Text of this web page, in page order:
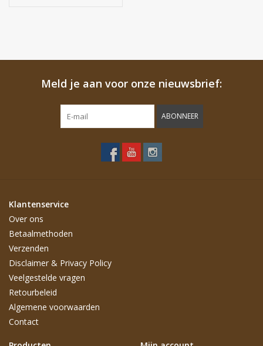
Meld je aan voor onze nieuwsbrief:
ABONNEER
Klantenservice
Over ons
Betaalmethoden
Verzenden
Disclaimer & Privacy Policy
Veelgestelde vragen
Retourbeleid
Algemene voorwaarden
Contact